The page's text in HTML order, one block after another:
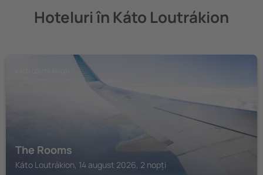
Hoteluri în Káto Loutrákion
The Rooms
Káto Loutrákion, 14 august 2026, 2 nopți